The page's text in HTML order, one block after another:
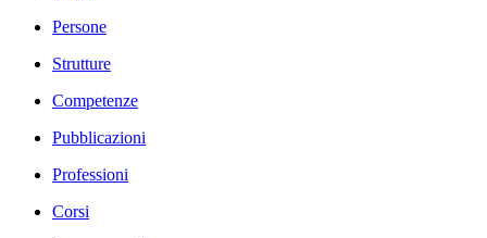
Persone
Strutture
Competenze
Pubblicazioni
Professioni
Corsi